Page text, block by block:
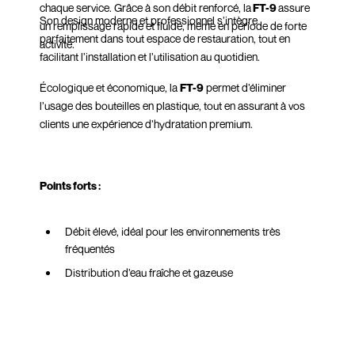
chaque service. Grâce à son débit renforcé, laFT-9assure
un remplissage rapide et fluide, même en période de forte
activité.
Son design moderne et professionnel s’intègre
parfaitement dans tout espace de restauration, tout en
facilitant l’installation et l’utilisation au quotidien.
Écologique et économique, laFT-9permet d’éliminer
l’usage des bouteilles en plastique, tout en assurant à vos
clients une expérience d’hydratation premium.
Points forts :
Débit élevé, idéal pour les environnements très
fréquentés
Distribution d’eau fraîche et gazeuse